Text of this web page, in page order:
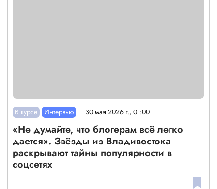
В курсе Интервью 30 мая 2026 г., 01:00
«Не думайте, что блогерам всё легко
дается». Звёзды из Владивостока
раскрывают тайны популярности в
соцсетях